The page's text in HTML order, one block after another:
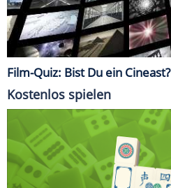
Film-Quiz: Bist Du ein Cineast?
Kostenlos spielen